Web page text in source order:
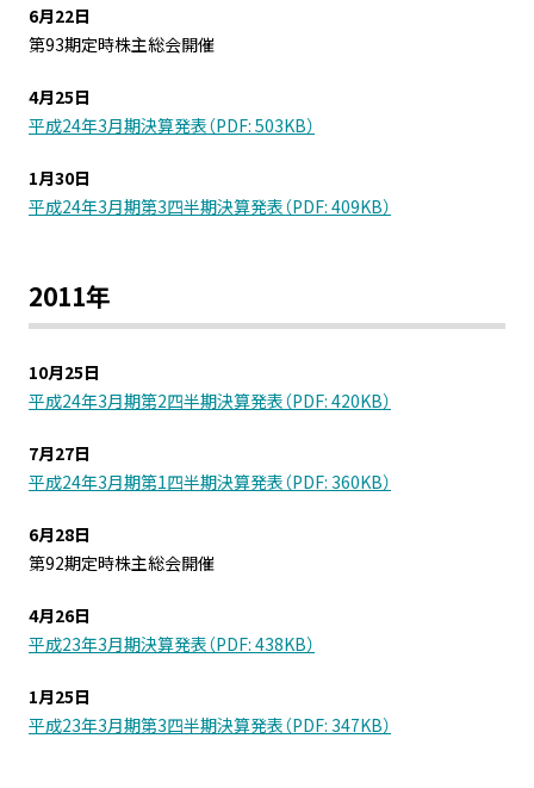
6月22日
第93期定時株主総会開催
4月25日
平成24年3月期決算発表（PDF: 503KB）
1月30日
平成24年3月期第3四半期決算発表（PDF: 409KB）
2011年
10月25日
平成24年3月期第2四半期決算発表（PDF: 420KB）
7月27日
平成24年3月期第1四半期決算発表（PDF: 360KB）
6月28日
第92期定時株主総会開催
4月26日
平成23年3月期決算発表（PDF: 438KB）
1月25日
平成23年3月期第3四半期決算発表（PDF: 347KB）